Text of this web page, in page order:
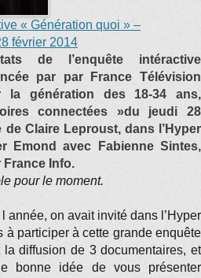
« Génération quoi » –
février 2014
de l’enquête intéractive
par par France Télévision
la génération des 18-34 ans,
connectées »du jeudi 28
Claire Leproust, dans l’Hyper
Emond avec Fabienne Sintes,
France Info.
pour le moment.
année, on avait invité dans l’Hyper
à participer à cette grande enquête
diffusion de 3 documentaires, et
bonne idée de vous présenter